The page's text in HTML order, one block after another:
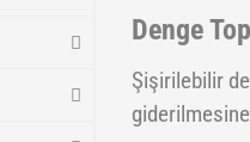
Denge
Şişirilebilir